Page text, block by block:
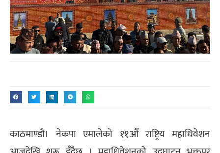
काठमाण्डौ। नेकपा एमालेको ११औँ राष्ट्रिय महाधिवेशन